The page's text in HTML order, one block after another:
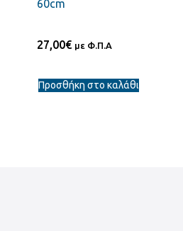
60cm
27,00€ με Φ.Π.Α
Προσθήκη στο καλάθι